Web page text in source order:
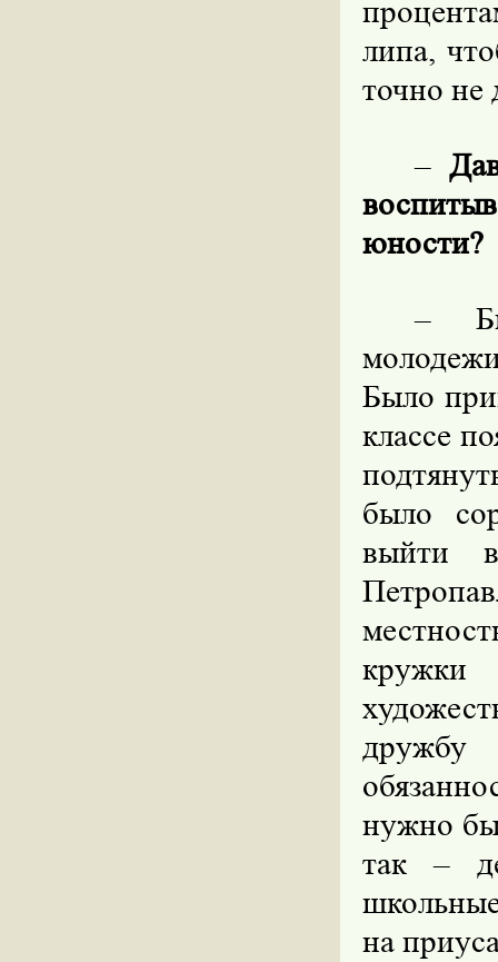
липа,
точно не
–
юности?
–
Было
классе
было
выйти
нужно
так –
на